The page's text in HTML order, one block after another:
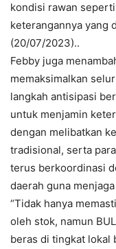
kondisi rawan seperti
keterangannya yang
(20/07/2023)..
Febby juga
memaksimalkan
langkah antisipasi
untuk menjamin
dengan melibatkan
tradisional, serta
terus berkoordinasi
daerah guna
“Tidak hanya
oleh stok, namun
beras di tingkat lokal